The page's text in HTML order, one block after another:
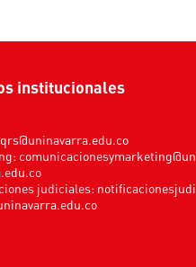
institucionales
comunicacionesymarketing@un
judiciales: notificacionesjudi